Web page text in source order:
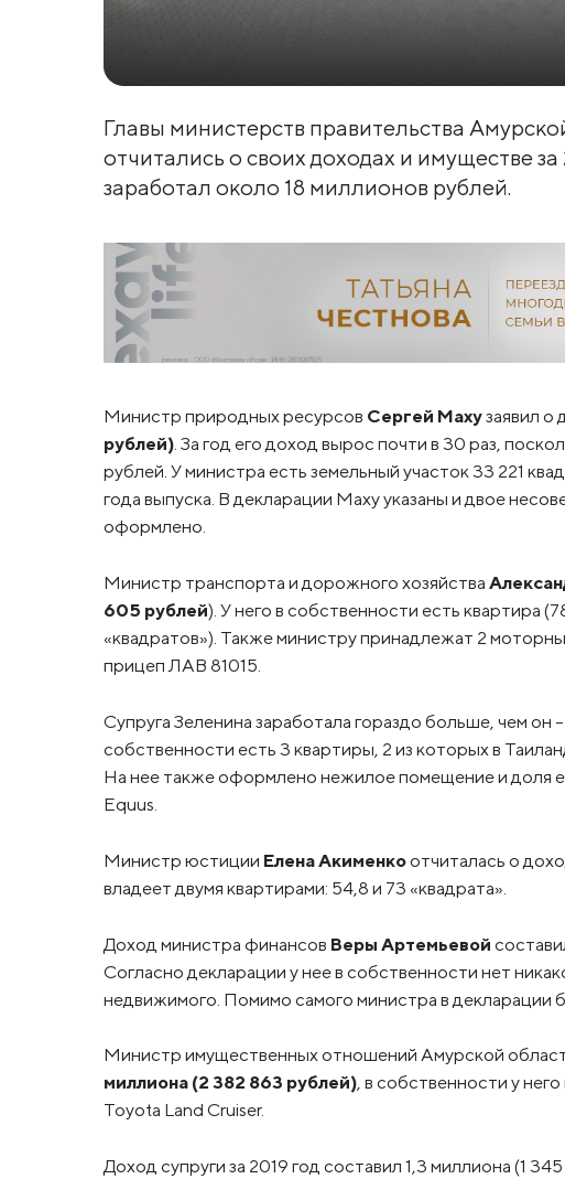
Главы министерств правительства
отчитались о своих доходах и имуществе
заработал около 18 миллионов рублей.
Министр природных ресурсов Сергей Махузаявил о
рублей). За год его доход вырос почти в 30 раз,
рублей. У министра есть земельный участок 33 221
года выпуска. В декларации Маху указаны и двое
оформлено.
Министр транспорта и дорожного хозяйства
605 рублей). У него в собственности есть квартира
«квадратов»). Также министру принадлежат 2
прицеп ЛАВ 81015.
Супруга Зеленина заработала гораздо больше, чем он
собственности есть 3 квартиры, 2 из которых в
На нее также оформлено нежилое помещение и доля
Equus.
Министр юстиции Елена Акименкоотчиталась о
владеет двумя квартирами: 54,8 и 73 «квадрата».
Доход министра финансов Веры Артемьевой
Согласно декларации у нее в собственности нет
недвижимого. Помимо самого министра в декларации
Министр имущественных отношений Амурской
миллиона (2 382 863 рублей), в собственности у
Toyota Land Cruiser.
Доход супруги за 2019 год составил 1,3 миллиона (1